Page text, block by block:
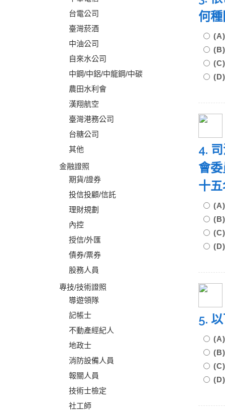
台電公司
臺灣菸酒
中油公司
自來水公司
中鋼/中鋁/中龍鋼/中碳
農田水利會
漢翔航空
臺灣港務公司
台糖公司
其他
金融證照
期貨/證券
投信投顧/信託
理財規劃
內控
授信/外匯
債券/票券
股務人員
專技/技術證照
導遊領隊
記帳士
不動產經紀人
地政士
消防設備人員
報關人員
技術士檢定
社工師
何
4.
會
十
5.